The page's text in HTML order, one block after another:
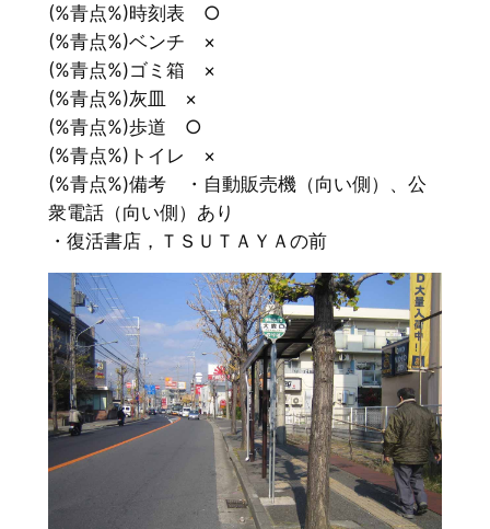
(%青点%)時刻表 ○
(%青点%)ベンチ ×
(%青点%)ゴミ箱 ×
(%青点%)灰皿 ×
(%青点%)歩道 ○
(%青点%)トイレ ×
(%青点%)備考 ・自動販売機（向い側）、公
衆電話（向い側）あり
・復活書店，ＴＳＵＴＡＹＡの前